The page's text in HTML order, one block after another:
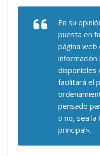
En su
puesta en
página web
información
disponibles
facilitará el
pensado
o no, sea
principal».